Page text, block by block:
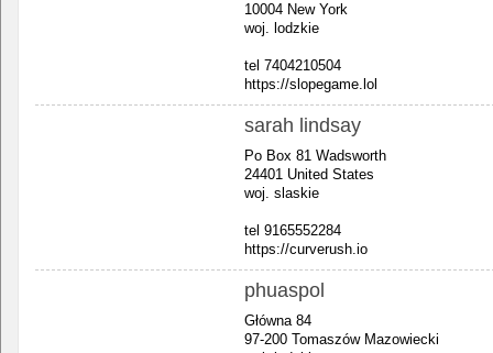
10004 New York
woj. lodzkie
tel 7404210504
https://slopegame.lol
sarah lindsay
Po Box 81 Wadsworth
24401 United States
woj. slaskie
tel 9165552284
https://curverush.io
phuaspol
Główna 84
97-200 Tomaszów Mazowiecki